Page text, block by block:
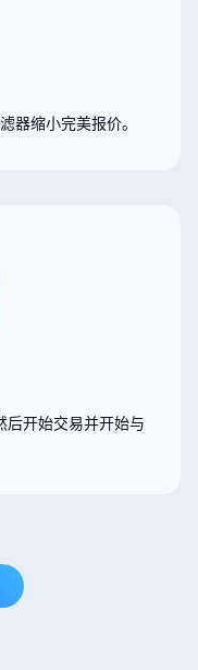
器缩小完美报价。
后开始交易并开始与